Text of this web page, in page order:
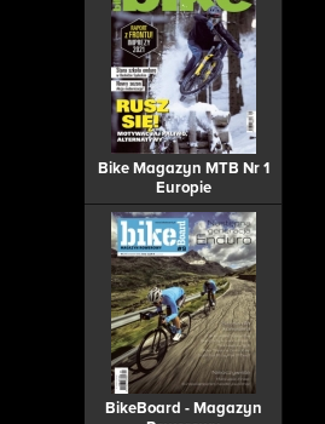
Bike Magazyn MTB Nr 1
Europie
BikeBoard - Magazyn